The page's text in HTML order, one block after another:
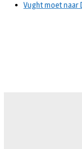
Vught moet naar